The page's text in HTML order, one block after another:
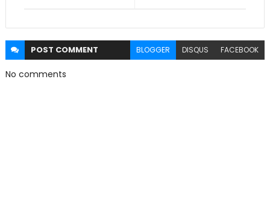
POST COMMENT BLOGGER DISQUS FACEBOOK
No comments